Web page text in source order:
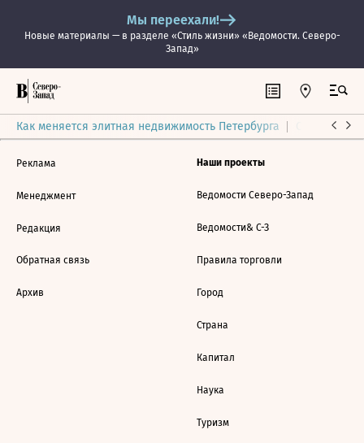
Мы переехали!
Новые материалы — в разделе «Стиль жизни» «Ведомости. Северо-
Запад»
Как меняется элитная недвижимость Петербурга Ситуация
Реклама
Менеджмент
Редакция
Обратная связь
Архив
Наши проекты
Ведомости Северо-Запад
Ведомости& С-З
Правила торговли
Город
Страна
Капитал
Наука
Туризм